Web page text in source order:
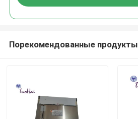
Порекомендованные продукты